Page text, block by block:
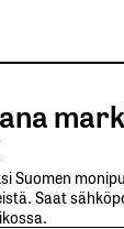
Suomen
Saat